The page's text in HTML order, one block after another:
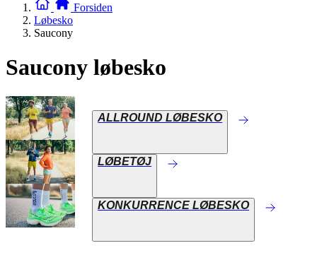
Forsiden
Løbesko
Saucony
Saucony løbesko
ALLROUND LØBESKO
LØBETØJ
KONKURRENCE LØBESKO